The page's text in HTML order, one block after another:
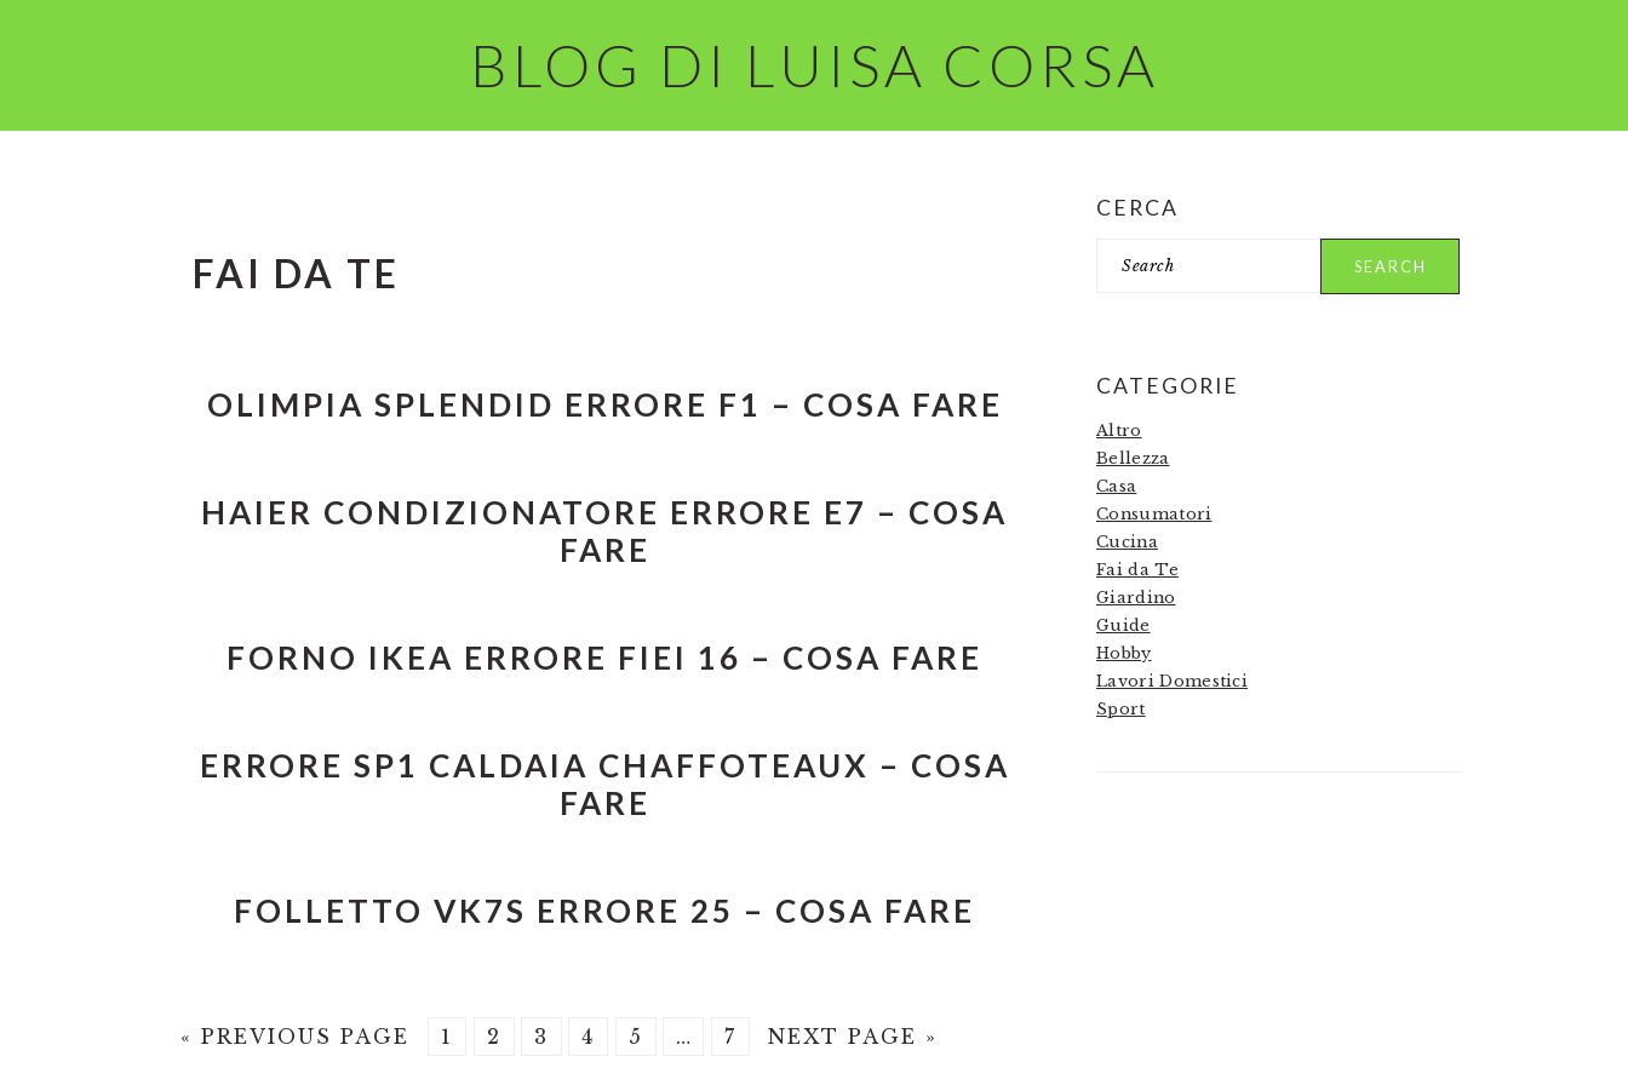
BLOG DI LUISA CORSA
FAI DA TE
OLIMPIA SPLENDID ERRORE F1​ – COSA FARE
HAIER CONDIZIONATORE ERRORE E7​ – COSA
FARE
FORNO IKEA ERRORE FIEI 16​ – COSA FARE
ERRORE SP1 CALDAIA CHAFFOTEAUX​ – COSA
FARE
FOLLETTO VK7S ERRORE 25​ – COSA FARE
« GO
PREVIOUS PAGE PAGE
1 PAGE
2 PAGE
3 PAGE
4 PAGE
5
Interim
… PAGE
7
GO
NEXT PAGE »
PRIMARY
SIDEBAR
CERCA
CATEGORIE
Altro
Bellezza
Casa
Consumatori
Cucina
Fai da Te
Giardino
Guide
Hobby
Lavori Domestici
Sport